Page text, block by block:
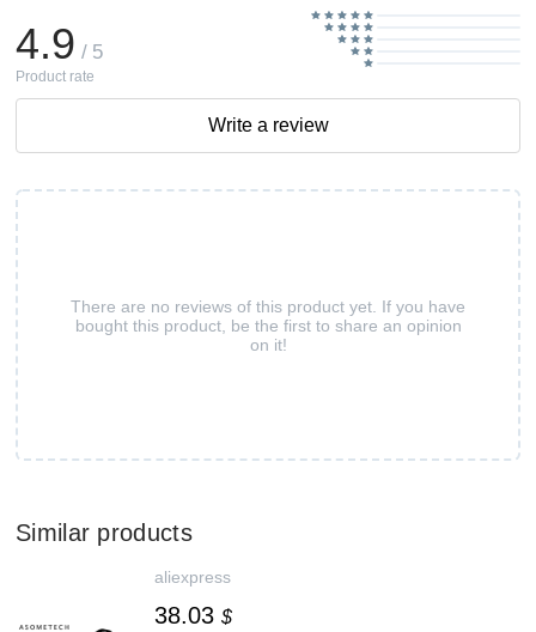
There are no reviews of this product yet. If you have
bought this product, be the first to share an opinion
on it!
4.9 / 5
Product rate
Write a review
Similar products
aliexpress
38.03 $